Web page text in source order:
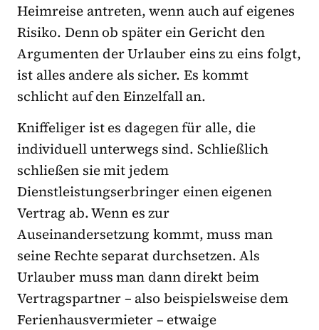
Heimreise antreten, wenn auch auf eigenes
Risiko. Denn ob später ein Gericht den
Argumenten der Urlauber eins zu eins folgt,
ist alles andere als sicher. Es kommt
schlicht auf den Einzelfall an.
Kniffeliger ist es dagegen für alle, die
individuell unterwegs sind. Schließlich
schließen sie mit jedem
Dienstleistungserbringer einen eigenen
Vertrag ab. Wenn es zur
Auseinandersetzung kommt, muss man
seine Rechte separat durchsetzen. Als
Urlauber muss man dann direkt beim
Vertragspartner – also beispielsweise dem
Ferienhausvermieter – etwaige